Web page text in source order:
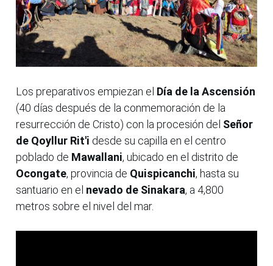
Los preparativos empiezan el Día de la Ascensión
(40 días después de la conmemoración de la
resurrección de Cristo) con la procesión del Señor
de Qoyllur Rit'i desde su capilla en el centro
poblado de Mawallani, ubicado en el distrito de
Ocongate, provincia de Quispicanchi, hasta su
santuario en el nevado de Sinakara, a 4,800
metros sobre el nivel del mar.